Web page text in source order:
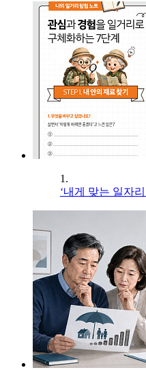
1.
‘내게 맞는 일자